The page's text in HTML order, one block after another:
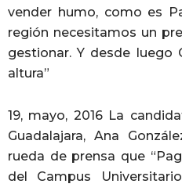
vender humo, como es
región necesitamos un
gestionar. Y desde luego
altura”
19, mayo, 2016 La
Guadalajara, Ana
rueda de prensa que
del Campus